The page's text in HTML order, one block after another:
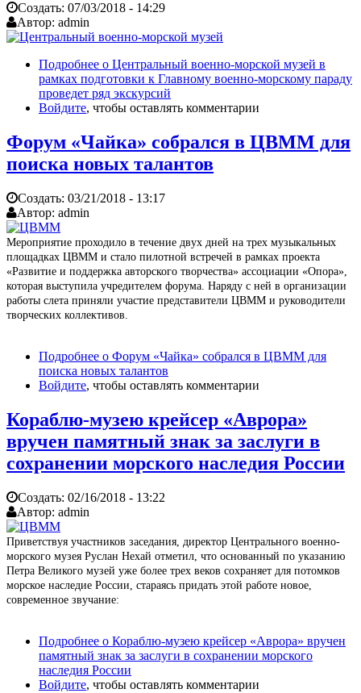
Создать: 07/03/2018 - 14:29
Автор: admin
Подробнее о Центральный военно-морской музей в
рамках подготовки к Главному военно-морскому параду
проведет ряд экскурсий
Войдите, чтобы оставлять комментарии
Форум «Чайка» собрался в ЦВММ для
поиска новых талантов
Создать: 03/21/2018 - 13:17
Автор: admin
Мероприятие проходило в течение двух дней на трех музыкальных
площадках ЦВММ и стало пилотной встречей в рамках проекта
«Развитие и поддержка авторского творчества» ассоциации «Опора»,
которая выступила учредителем форума. Наряду с ней в организации
работы слета приняли участие представители ЦВММ и руководители
творческих коллективов.
Подробнее о Форум «Чайка» собрался в ЦВММ для
поиска новых талантов
Войдите, чтобы оставлять комментарии
Кораблю-музею крейсер «Аврора»
вручен памятный знак за заслуги в
сохранении морского наследия России
Создать: 02/16/2018 - 13:22
Автор: admin
Приветствуя участников заседания, директор Центрального военно-
морского музея Руслан Нехай отметил, что основанный по указанию
Петра Великого музей уже более трех веков сохраняет для потомков
морское наследие России, стараясь придать этой работе новое,
современное звучание:
Подробнее о Кораблю-музею крейсер «Аврора» вручен
памятный знак за заслуги в сохранении морского
наследия России
Войдите, чтобы оставлять комментарии